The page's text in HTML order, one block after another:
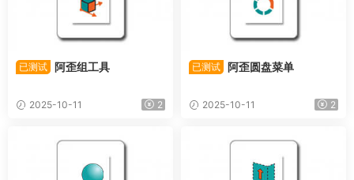
已测试 阿歪组工具
2025-10-11 2
已测试 阿歪圆盘菜单
2025-10-11 2